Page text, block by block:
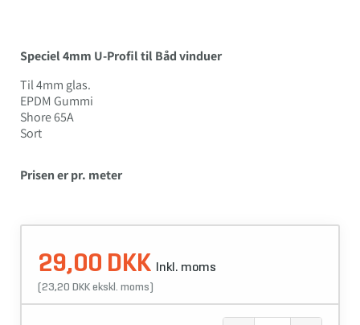
Speciel 4mm U-Profil til Båd vinduer
Til 4mm glas.
EPDM Gummi
Shore 65A
Sort
Prisen er pr. meter
29,00 DKK Inkl. moms
(23,20 DKK ekskl. moms)